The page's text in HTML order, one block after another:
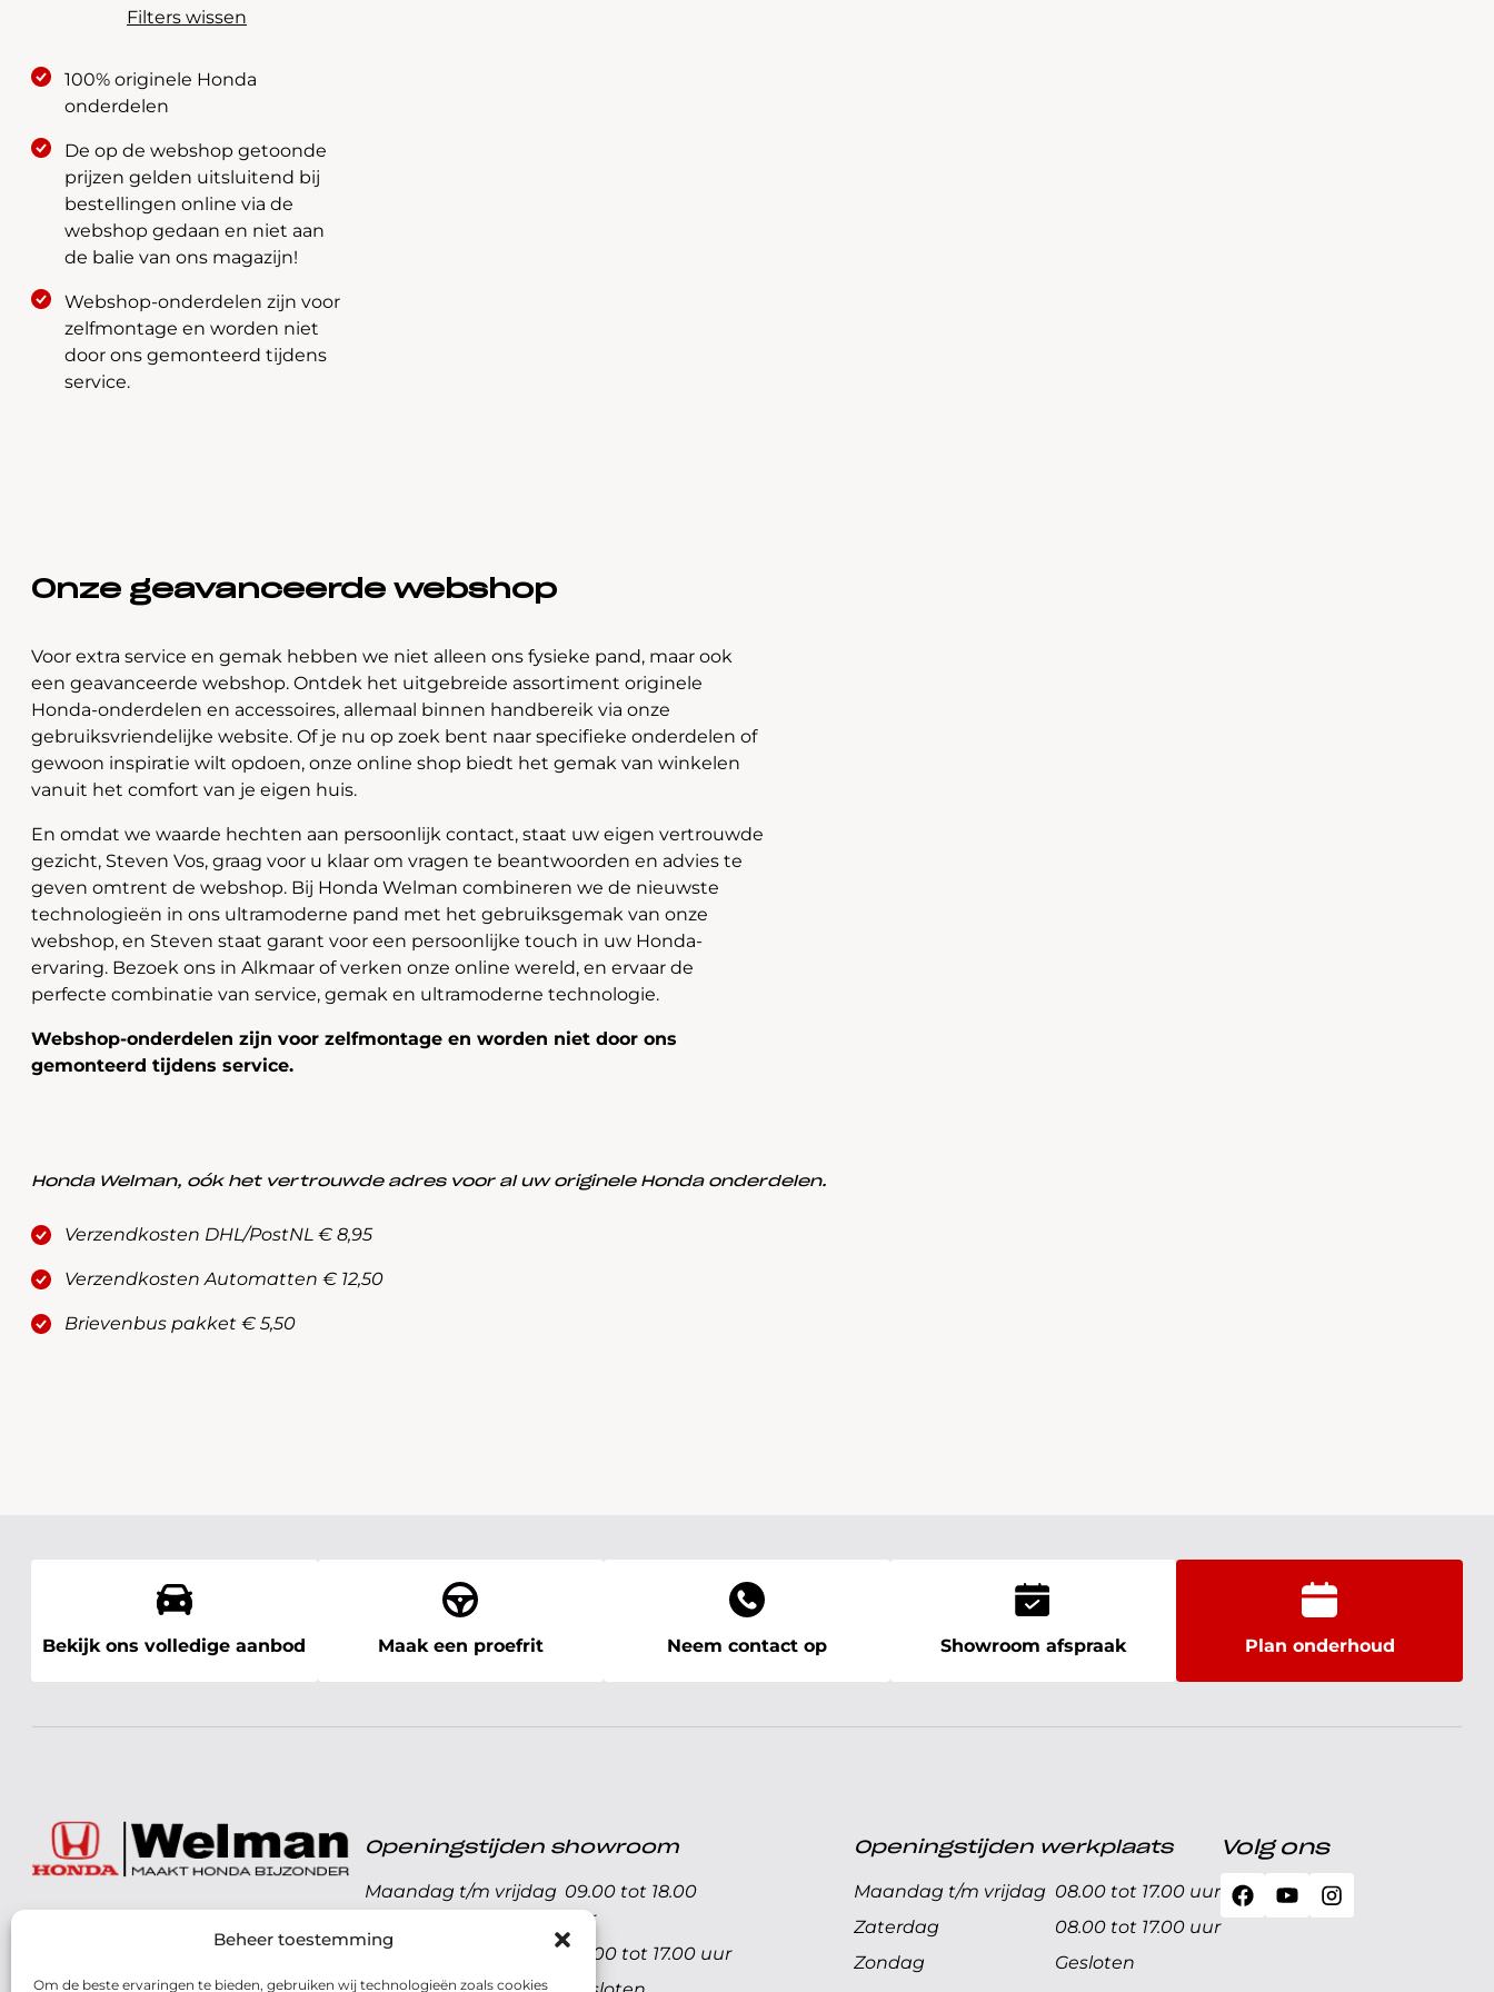
Beheer toestemming
Om de beste ervaringen te bieden, gebruiken wij technologieën zoals cookies
Filters wissen
100% originele Honda
onderdelen
De op de webshop getoonde
prijzen gelden uitsluitend bij
bestellingen online via de
webshop gedaan en niet aan
de balie van ons magazijn!
Webshop-onderdelen zijn voor
zelfmontage en worden niet
door ons gemonteerd tijdens
service.
Onze geavanceerde webshop
Voor extra service en gemak hebben we niet alleen ons fysieke pand, maar ook
een geavanceerde webshop. Ontdek het uitgebreide assortiment originele
Honda-onderdelen en accessoires, allemaal binnen handbereik via onze
gebruiksvriendelijke website. Of je nu op zoek bent naar specifieke onderdelen of
gewoon inspiratie wilt opdoen, onze online shop biedt het gemak van winkelen
vanuit het comfort van je eigen huis.
En omdat we waarde hechten aan persoonlijk contact, staat uw eigen vertrouwde
gezicht, Steven Vos, graag voor u klaar om vragen te beantwoorden en advies te
geven omtrent de webshop. Bij Honda Welman combineren we de nieuwste
technologieën in ons ultramoderne pand met het gebruiksgemak van onze
webshop, en Steven staat garant voor een persoonlijke touch in uw Honda-
ervaring. Bezoek ons in Alkmaar of verken onze online wereld, en ervaar de
perfecte combinatie van service, gemak en ultramoderne technologie.
Webshop-onderdelen zijn voor zelfmontage en worden niet door ons
gemonteerd tijdens service.
Honda Welman, oók het vertrouwde adres voor al uw originele Honda onderdelen.
Verzendkosten DHL/PostNL € 8,95
Verzendkosten Automatten € 12,50
Brievenbus pakket € 5,50
Bekijk ons volledige aanbod Maak een proefrit Neem contact op Showroom afspraak Plan onderhoud
072 - 57 16 9 40
Parelweg 3, 1812 RS
Openingstijden showroom
Maandag t/m vrijdag 09.00 tot 18.00
uur
Zaterdag
09.00 tot 17.00 uur
Openingstijden werkplaats
Maandag t/m vrijdag 08.00 tot 17.00 uur
Zaterdag
08.00 tot 17.00 uur
Zondag
Gesloten
Volg ons